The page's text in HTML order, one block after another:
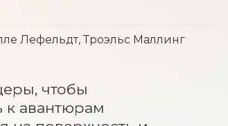
Лефельдт, Троэльс Маллинг
чтобы
авантюрам